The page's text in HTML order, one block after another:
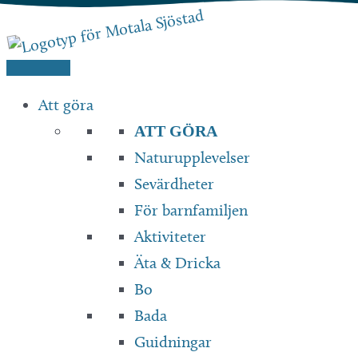
till
innehåll
Att göra
ATT GÖRA
Naturupplevelser
Sevärdheter
För barnfamiljen
Aktiviteter
Äta & Dricka
Bo
Bada
Guidningar